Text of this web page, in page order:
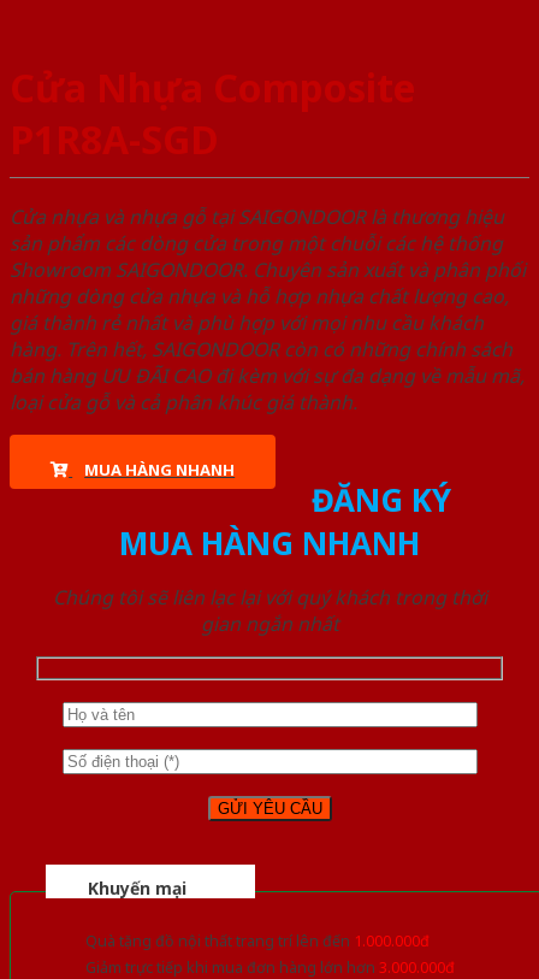
Cửa Nhựa Composite
P1R8A-SGD
Cửa nhựa và nhựa gỗ tại SAIGONDOOR là thương hiệu
sản phẩm các dòng cửa trong một chuỗi các hệ thống
Showroom SAIGONDOOR. Chuyên sản xuất và phân phối
những dòng cửa nhựa và hỗ hợp nhựa chất lượng cao,
giá thành rẻ nhất và phù hợp với mọi nhu cầu khách
hàng. Trên hết, SAIGONDOOR còn có những chính sách
bán hàng ƯU ĐÃI CAO đi kèm với sự đa dạng về mẫu mã,
loại cửa gỗ và cả phân khúc giá thành.
MUA HÀNG NHANH
ĐĂNG KÝ
MUA HÀNG NHANH
Chúng tôi sẽ liên lạc lại với quý khách trong thời
gian ngắn nhất
Khuyến mại
Quà tặng đồ nội thất trang trí lên đến 1.000.000đ
Giảm trực tiếp khi mua đơn hàng lớn hơn 3.000.000đ